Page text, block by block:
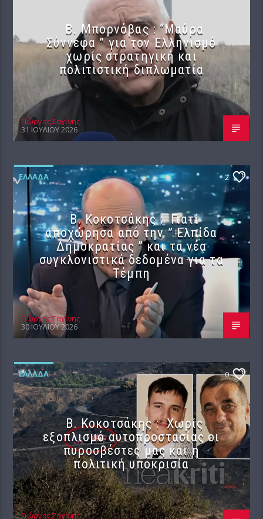
B. Μπορνόβας : “Μαύρα
Σύννεφα ” για τον Ελληνισμό
χωρίς στρατηγική και
πολιτιστική διπλωματία
Γιώργος Σαχίνης
31 ΙΟΥΛΊΟΥ 2026
ΕΛΛΆΔΑ 2
Β. Κοκοτσάκης : Γιατί
αποχώρησα από την ” Ελπίδα
Δημοκρατίας ” και τα νέα
συγκλονιστικά δεδομένα για τα
Τέμπη
Γιώργος Σαχίνης
30 ΙΟΥΛΊΟΥ 2026
ΕΛΛΆΔΑ 0
Β. Κοκοτσάκης : Χωρίς
εξοπλισμό αυτοπροστασίας οι
πυροσβέστες μας και η
πολιτική υποκρισία
Γιώργος Σαχίνης